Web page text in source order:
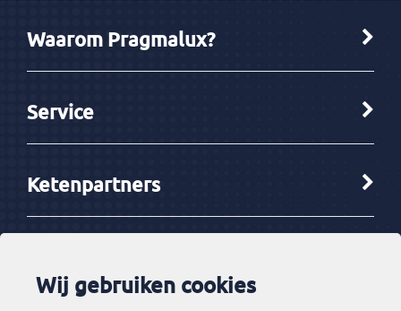
Waarom Pragmalux?
Service
Ketenpartners
Wij gebruiken cookies